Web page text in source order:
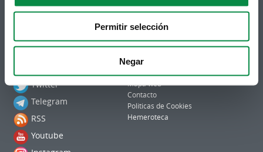
Permitir selección
Negar
Síguenos
Twitter
Telegram
RSS
Youtube
Política de privacidad
Aviso Legal
Mapa web
Contacto
Politicas de Cookies
Hemeroteca